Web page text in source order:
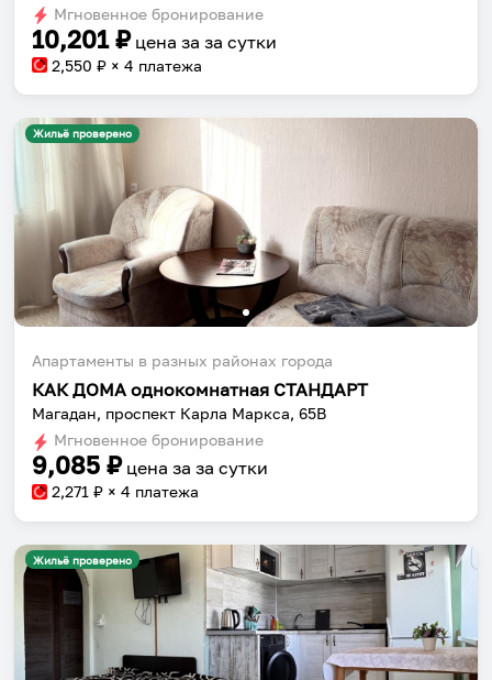
dates.
dates.
Мгновенное бронирование
10,201₽ цена за за сутки
2,550 ₽ × 4 платежа
Жильё проверено
Апартаменты в разных районах города
КАК ДОМА однокомнатная СТАНДАРТ
Магадан, проспект Карла Маркса, 65В
Мгновенное бронирование
9,085 ₽ цена за за сутки
2,271 ₽ × 4 платежа
Жильё проверено